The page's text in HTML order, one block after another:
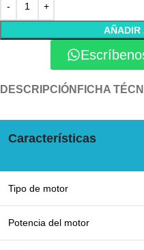
AÑADIR
DESCRIPCIÓN FICHA
Características
Tipo de motor
Potencia del motor